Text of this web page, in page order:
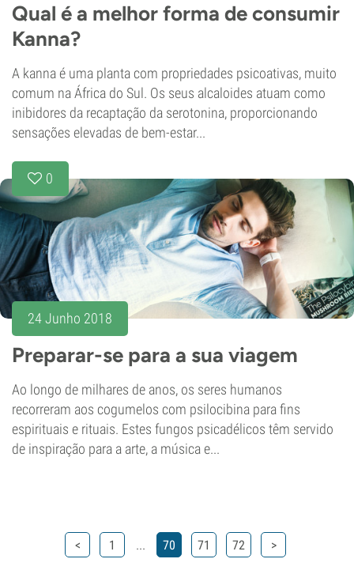
Qual é a melhor forma de consumir
Kanna?
A kanna é uma planta com propriedades psicoativas, muito
comum na África do Sul. Os seus alcaloides atuam como
inibidores da recaptação da serotonina, proporcionando
sensações elevadas de bem-estar...
0
24 Junho 2018
Preparar-se para a sua viagem
Ao longo de milhares de anos, os seres humanos
recorreram aos cogumelos com psilocibina para fins
espirituais e rituais. Estes fungos psicadélicos têm servido
de inspiração para a arte, a música e...
< 1 ... 70 71 72 >